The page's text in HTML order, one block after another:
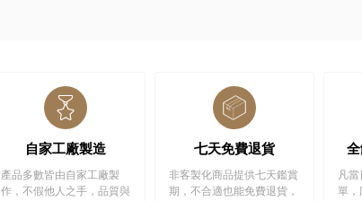
自家工廠製造
產品多數皆由自家工廠製
作，不假他人之手，品質與
七天免費退貨
非客製化商品提供七天鑑賞
期，不合適也能免費退貨，
凡
單，